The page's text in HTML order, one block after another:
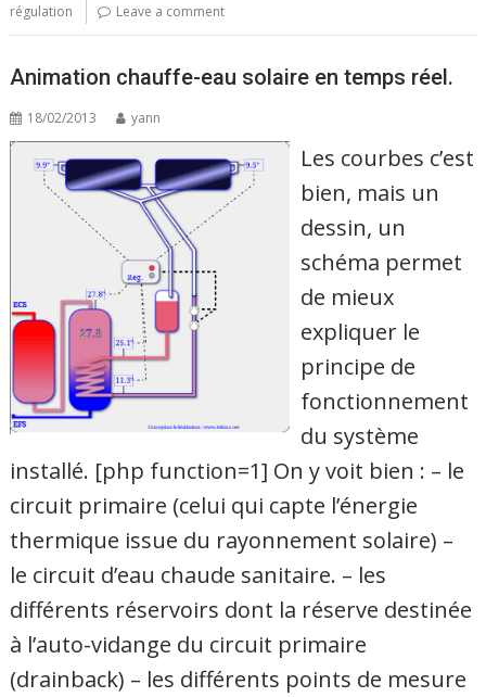
régulation Leave a comment
Animation chauffe-eau solaire en temps réel.
18/02/2013 yann
Les courbes c’est
bien, mais un
dessin, un
schéma permet
de mieux
expliquer le
principe de
fonctionnement
du système
installé. [php function=1] On y voit bien : – le
circuit primaire (celui qui capte l’énergie
thermique issue du rayonnement solaire) –
le circuit d’eau chaude sanitaire. – les
différents réservoirs dont la réserve destinée
à l’auto-vidange du circuit primaire
(drainback) – les différents points de mesure